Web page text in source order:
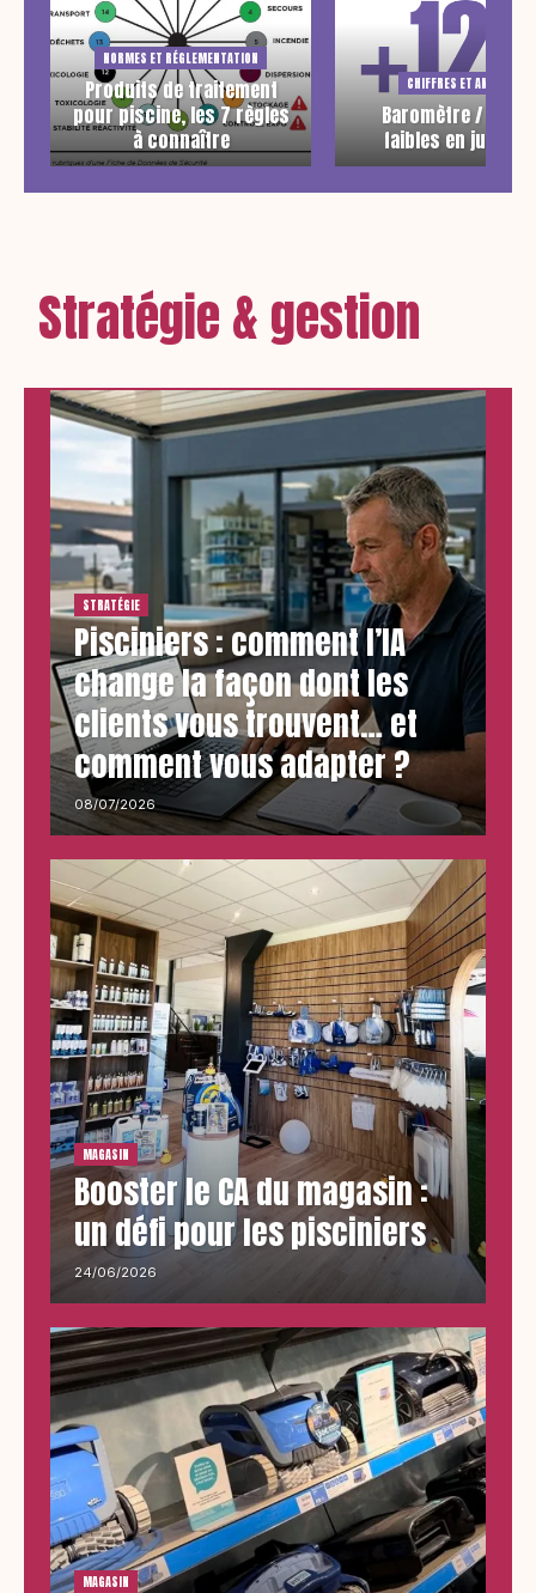
NORMES ET RÉGLEMENTATION
Produits de traitement
pour piscine, les 7 règles
à connaître
CHIFFRES ET ANALYSES
Baromètre /
faibles en juin
Stratégie & gestion
STRATÉGIE
Pisciniers : comment l’IA
change la façon dont les
clients vous trouvent… et
comment vous adapter ?
08/07/2026
MAGASIN
Booster le CA du magasin :
un défi pour les pisciniers
24/06/2026
MAGASIN